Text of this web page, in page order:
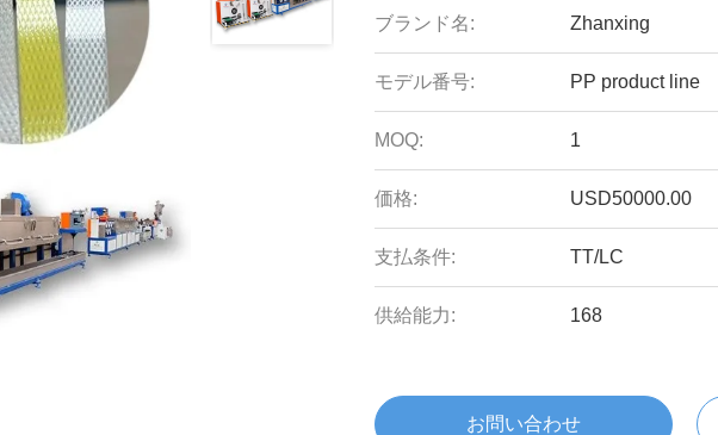
ブランド名: Zhanxing
モデル番号: PP product line
MOQ: 1
価格: USD50000.00
支払条件: TT/LC
供給能力: 168
お問い合わせ